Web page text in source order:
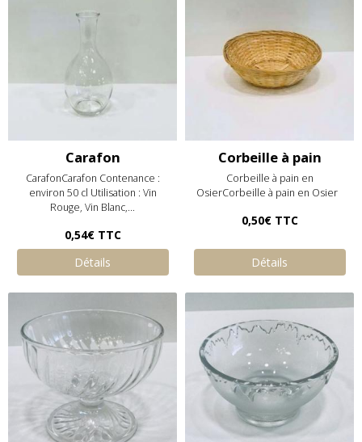
Carafon
CarafonCarafon Contenance :
environ 50 cl Utilisation : Vin
Rouge, Vin Blanc,...
0,54€ TTC
Détails
Corbeille à pain
Corbeille à pain en
OsierCorbeille à pain en Osier
0,50€ TTC
Détails